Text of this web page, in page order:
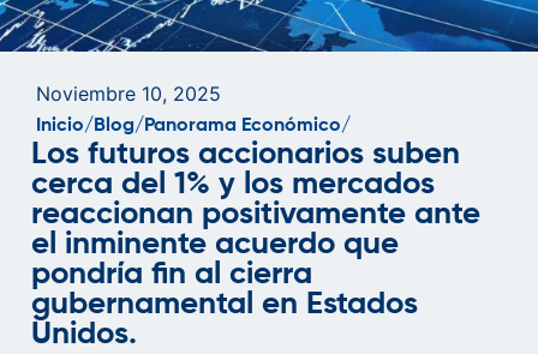
Noviembre 10, 2025
Inicio/ Blog/ Panorama Económico/
Los futuros accionarios suben
cerca del 1% y los mercados
reaccionan positivamente ante
el inminente acuerdo que
pondría fin al cierra
gubernamental en Estados
Unidos.